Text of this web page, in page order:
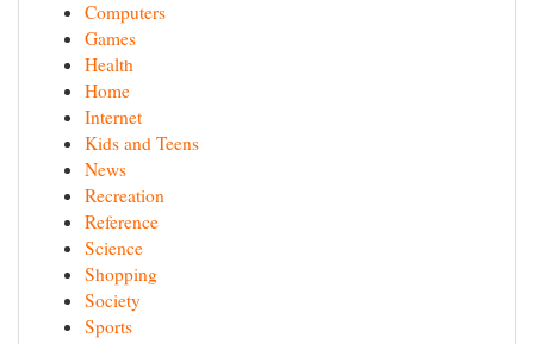
Computers
Games
Health
Home
Internet
Kids and Teens
News
Recreation
Reference
Science
Shopping
Society
Sports